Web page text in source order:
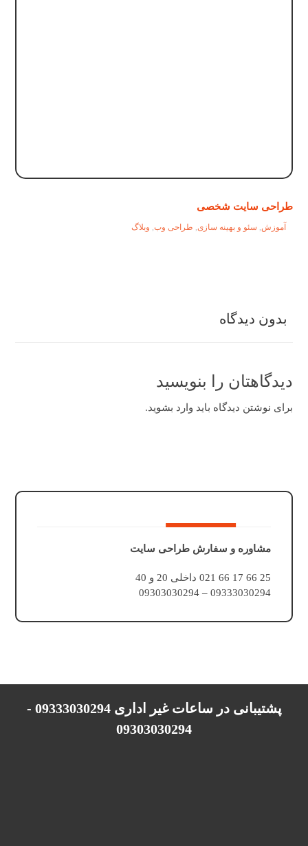
طراحی سایت شخصی
آموزش سئو و بهینه سازی طراحی وب وبلاگ
بدون دیدگاه
دیدگاهتان را بنویسید
برای نوشتن دیدگاه باید وارد بشوید.
مشاوره و سفارش طراحی سایت
25 66 17 66 021 داخلی 20 و 40
09333030294 – 09303030294
پشتیبانی در ساعات غیر اداری 09333030294 -
09303030294